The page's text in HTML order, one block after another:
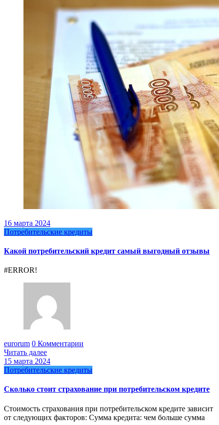
16 марта 2024
Потребительские кредиты
Какой потребительский кредит самый выгодный отзывы
#ERROR!
eurorum 0 Комментарии
Читать далее
15 марта 2024
Потребительские кредиты
Сколько стоит страхование при потребительском кредите
Стоимость страхования при потребительском кредите зависит
от следующих факторов: Сумма кредита: чем больше сумма